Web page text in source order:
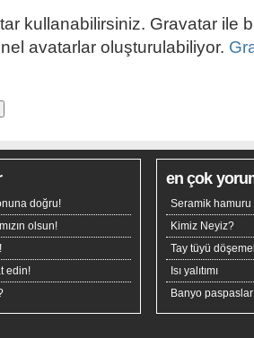
kullanabilirsiniz. Gravatar ile
avatarlar oluşturulabiliyor.
doğru!
olsun!
edin!
en çok
Seramik hamuru
Kimiz Neyiz?
Tay tüyü
Isı yalıtımı
Banyo